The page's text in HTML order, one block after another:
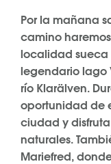
Por la mañana
camino
localidad sueca
legendario lago
río Klarälven.
oportunidad de
ciudad y
naturales.
Mariefred,